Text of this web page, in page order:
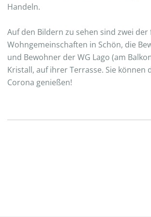
Handeln.
Auf den Bildern zu sehen sind zwei der
Wohngemeinschaften in Schön, die
und Bewohner der WG Lago (am
Kristall, auf ihrer Terrasse. Sie können
Corona genießen!